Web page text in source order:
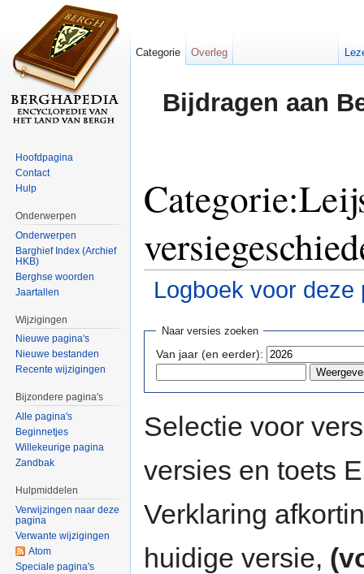
Bijdragen aan
Logboek voor deze
Naar versies zoeken
Van jaar (en eerder):
Selectie voor
versies en toets
Verklaring
huidige versie,
Categorie Overleg
Hoofdpagina
Contact
Hulp
Onderwerpen
Onderwerpen
Barghief Index (Archief
HKB)
Berghse woorden
Jaartallen
Wijzigingen
Nieuwe pagina's
Nieuwe bestanden
Recente wijzigingen
Bijzondere pagina's
Alle pagina's
Beginnetjes
Willekeurige pagina
Zandbak
Hulpmiddelen
Verwijzingen naar deze
pagina
Verwante wijzigingen
Atom
Speciale pagina's